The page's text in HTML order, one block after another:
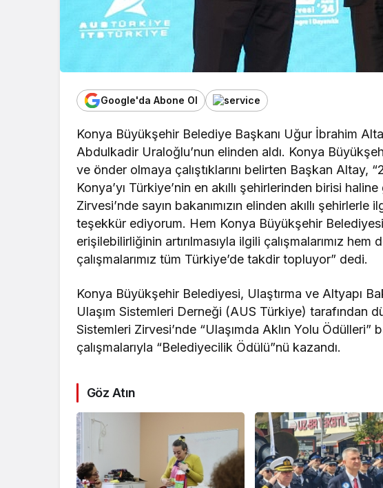
Google'da Abone Ol
Konya Büyükşehir Belediye Başkanı Uğur İbrahim
Abdulkadir Uraloğlu’nun elinden aldı. Konya
ve önder olmaya çalıştıklarını belirten Başkan Altay,
Konya’yı Türkiye’nin en akıllı şehirlerinden birisi
Zirvesi’nde sayın bakanımızın elinden akıllı şehirlerle
teşekkür ediyorum. Hem Konya Büyükşehir
erişilebilirliğinin artırılmasıyla ilgili çalışmalarımız
çalışmalarımız tüm Türkiye’de takdir topluyor” dedi.
Konya Büyükşehir Belediyesi, Ulaştırma ve Altyapı
Ulaşım Sistemleri Derneği (AUS Türkiye) tarafından
Sistemleri Zirvesi’nde “Ulaşımda Aklın Yolu Ödülleri”
çalışmalarıyla “Belediyecilik Ödülü”nü kazandı.
Göz Atın